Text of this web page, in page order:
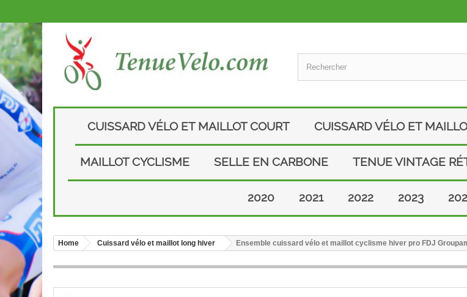
CUISSARD VÉLO ET MAILLOT COURT CUISSARD VÉLO ET
MAILLOT CYCLISME SELLE EN CARBONE TENUE VINTAGE
2020 2021 2022 2023
Home Cuissard vélo et maillot long hiver Ensemble cuissard vélo et maillot cyclisme hiver pro FDJ